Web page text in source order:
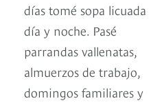
días tomé sopa licuada
día y noche. Pasé
parrandas vallenatas,
almuerzos de trabajo,
domingos familiares y